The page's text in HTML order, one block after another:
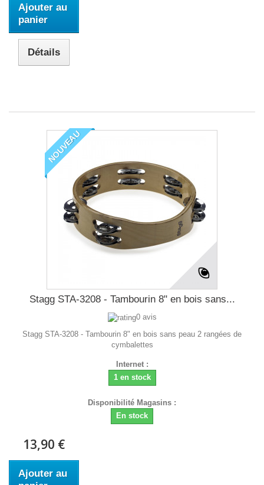
Ajouter au
panier
Détails
NOUVEAU
Stagg STA-3208 - Tambourin 8" en bois sans...
0 avis
Stagg STA-3208 - Tambourin 8" en bois sans peau 2 rangées de
cymbalettes
Internet :
1 en stock
Disponibilité Magasins :
En stock
13,90 €
Ajouter au